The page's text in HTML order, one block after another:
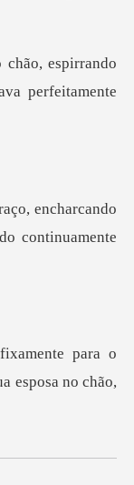
pirrando
encharcando
e para o